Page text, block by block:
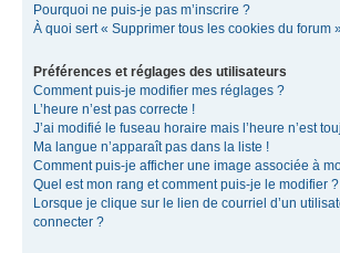
Pourquoi ne puis-je pas m’inscrire ?
À quoi sert « Supprimer tous les cookies du forum
Préférences et réglages des utilisateurs
Comment puis-je modifier mes réglages ?
L’heure n’est pas correcte !
J’ai modifié le fuseau horaire mais l’heure n’est
Ma langue n’apparaît pas dans la liste !
Comment puis-je afficher une image associée à
Quel est mon rang et comment puis-je le modifier ?
Lorsque je clique sur le lien de courriel d’un
connecter ?